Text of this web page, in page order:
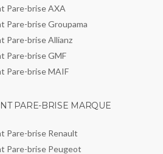
Pare-brise AXA
Pare-brise Groupama
Pare-brise Allianz
Pare-brise GMF
Pare-brise MAIF
PARE-BRISE MARQUE
Pare-brise Renault
Pare-brise Peugeot